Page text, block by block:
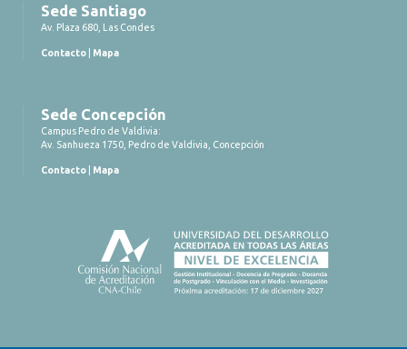
Sede Santiago
Av. Plaza 680, Las Condes
Contacto Mapa
Sede Concepción
Campus Pedro de Valdivia:
Av. Sanhueza 1750, Pedro de Valdivia, Concepción
Contacto Mapa